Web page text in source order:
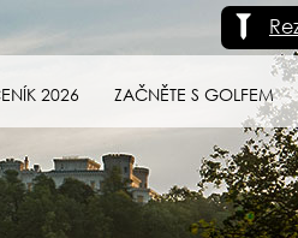
2026 ZAČNĚTE S GOLFEM